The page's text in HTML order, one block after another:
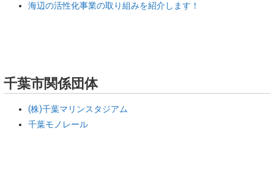
海辺の活性化事業の取り組みを紹介します！
千葉市関係団体
(株)千葉マリンスタジアム
千葉モノレール